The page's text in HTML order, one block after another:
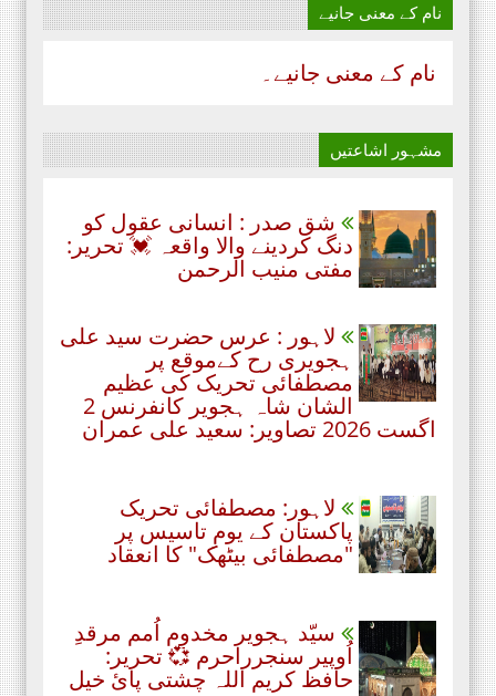
نام‌ کے معنی جانیے
نام‌ کے معنی جانیے۔
مشہور اشاعتیں
شق صدر : انسانی عقول کو
دنگ کردینے والا واقعہ 💓 تحریر:
مفتی منیب الرحمن
لاہور : عرس حضرت سید علی
ہجویری رح کےموقع پر
مصطفائی تحریک کی عظیم
الشان شاہ ہجویر کانفرنس 2
اگست 2026 تصاویر: سعید علی عمران
لاہور: مصطفائی تحریک
پاکستان کے یومِ تاسیس پر
"مصطفائی بیٹھک" کا انعقاد
سیّد ہجویر مخدوم اُمم مرقدِ
اُوپیر سنجرراحرم 💞 تحریر:
حافظ کریم اللہ چشتی پائ خیل